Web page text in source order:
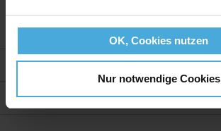
OK, Cookies nutzen
Nur notwendige Cookies
Weitere Informationen
Bewertungen